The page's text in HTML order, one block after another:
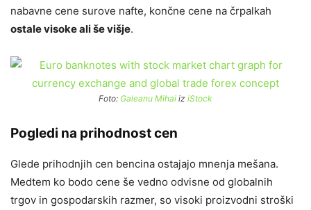
nabavne cene surove nafte, končne cene na črpalkah
ostale visoke ali še višje.
Foto: Galeanu Mihai iz iStock
Pogledi na prihodnost cen
Glede prihodnjih cen bencina ostajajo mnenja mešana.
Medtem ko bodo cene še vedno odvisne od globalnih
trgov in gospodarskih razmer, so visoki proizvodni stroški